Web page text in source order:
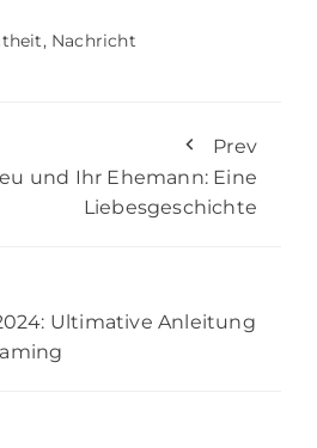
, Nachricht
Prev
und Ihr Ehemann: Eine
Liebesgeschichte
Ultimative Anleitung